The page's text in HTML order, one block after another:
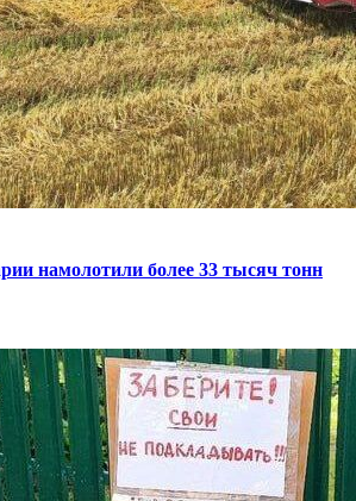
намолотили более 33 тысяч тонн